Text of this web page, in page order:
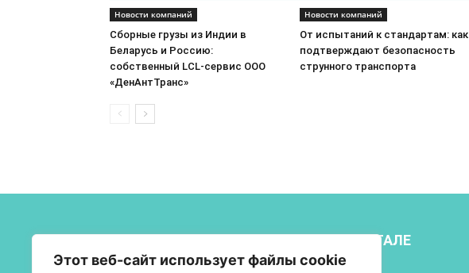
Этот веб-сайт использует файлы cookie
Новости компаний
Сборные грузы из Индии в
Беларусь и Россию:
собственный LCL-сервис ООО
«ДенАнтТранс»
Новости компаний
От испытаний к стандартам: как
подтверждают безопасность
струнного транспорта
О ПОРТАЛЕ